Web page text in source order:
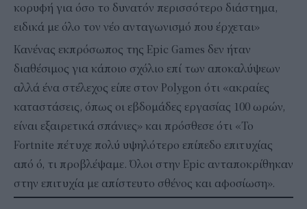
κορυφή για όσο το δυνατόν περισσότερο διάστημα,
ειδικά με όλο τον νέο ανταγωνισμό που έρχεται»
Κανένας εκπρόσωπος της Epic Games δεν ήταν
διαθέσιμος για κάποιο σχόλιο επί των αποκαλύψεων
αλλά ένα στέλεχος είπε στον Polygon ότι «ακραίες
καταστάσεις, όπως οι εβδομάδες εργασίας 100 ωρών,
είναι εξαιρετικά σπάνιες» και πρόσθεσε ότι «Το
Fortnite πέτυχε πολύ υψηλότερο επίπεδο επιτυχίας
από ό, τι προβλέψαμε. Όλοι στην Epic ανταποκρίθηκαν
στην επιτυχία με απίστευτο σθένος και αφοσίωση».